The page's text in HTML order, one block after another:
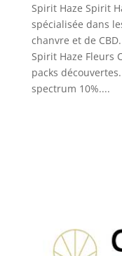
Spirit Haze Spirit
spécialisée dans
chanvre et de
Spirit Haze Fleurs
packs
spectrum 10%....